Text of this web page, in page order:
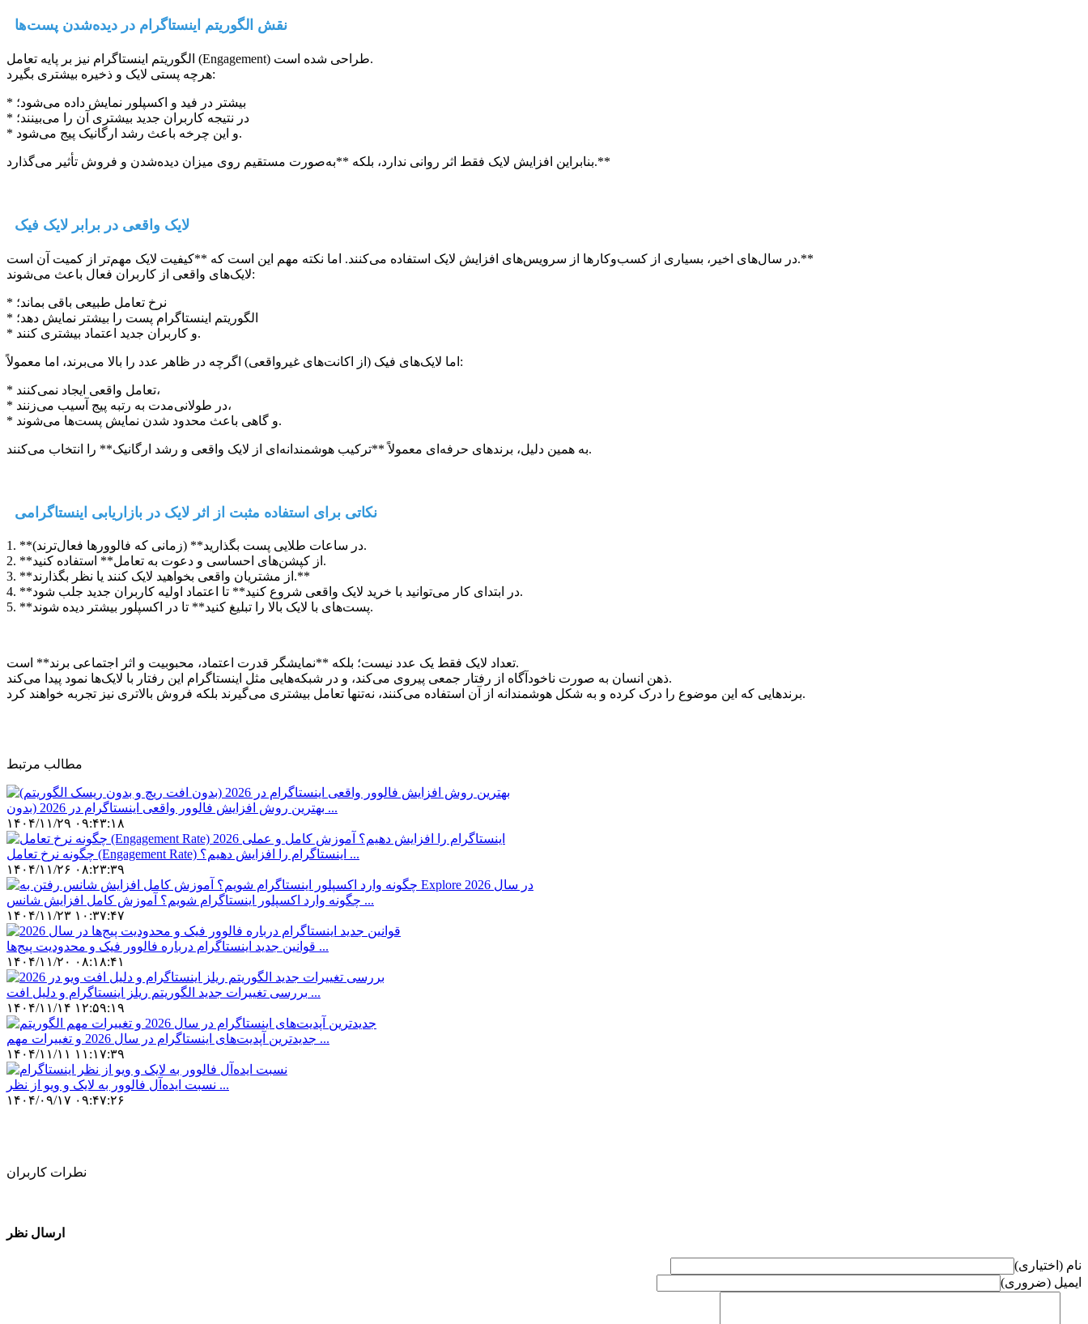
نقش الگوریتم اینستاگرام در دیده‌شدن پست‌ها
الگوریتم اینستاگرام نیز بر پایه تعامل (Engagement) طراحی شده است.
هرچه پستی لایک و ذخیره بیشتری بگیرد:
* بیشتر در فید و اکسپلور نمایش داده می‌شود؛
* در نتیجه کاربران جدید بیشتری آن را می‌بینند؛
* و این چرخه باعث رشد ارگانیک پیج می‌شود.
بنابراین افزایش لایک فقط اثر روانی ندارد، بلکه **به‌صورت مستقیم روی میزان دیده‌شدن و فروش تأثیر می‌گذارد.**
لایک واقعی در برابر لایک فیک
در سال‌های اخیر، بسیاری از کسب‌وکارها از سرویس‌های افزایش لایک استفاده می‌کنند. اما نکته مهم این است که **کیفیت لایک مهم‌تر از کمیت آن است.**
لایک‌های واقعی از کاربران فعال باعث می‌شوند:
* نرخ تعامل طبیعی باقی بماند؛
* الگوریتم اینستاگرام پست را بیشتر نمایش دهد؛
* و کاربران جدید اعتماد بیشتری کنند.
اما لایک‌های فیک (از اکانت‌های غیرواقعی) اگرچه در ظاهر عدد را بالا می‌برند، اما معمولاً:
* تعامل واقعی ایجاد نمی‌کنند،
* در طولانی‌مدت به رتبه پیج آسیب می‌زنند،
* و گاهی باعث محدود شدن نمایش پست‌ها می‌شوند.
به همین دلیل، برندهای حرفه‌ای معمولاً **ترکیب هوشمندانه‌ای از لایک واقعی و رشد ارگانیک** را انتخاب می‌کنند.
نکاتی برای استفاده مثبت از اثر لایک در بازاریابی اینستاگرامی
1. **در ساعات طلایی پست بگذارید** (زمانی که فالوورها فعال‌ترند).
2. **از کپشن‌های احساسی و دعوت به تعامل** استفاده کنید.
3. **از مشتریان واقعی بخواهید لایک کنند یا نظر بگذارند.**
4. **در ابتدای کار می‌توانید با خرید لایک واقعی شروع کنید** تا اعتماد اولیه کاربران جدید جلب شود.
5. **پست‌های با لایک بالا را تبلیغ کنید** تا در اکسپلور بیشتر دیده شوند.
تعداد لایک فقط یک عدد نیست؛ بلکه **نمایشگر قدرت اعتماد، محبوبیت و اثر اجتماعی برند** است.
ذهن انسان به صورت ناخودآگاه از رفتار جمعی پیروی می‌کند، و در شبکه‌هایی مثل اینستاگرام این رفتار با لایک‌ها نمود پیدا می‌کند.
برندهایی که این موضوع را درک کرده و به شکل هوشمندانه از آن استفاده می‌کنند، نه‌تنها تعامل بیشتری می‌گیرند بلکه فروش بالاتری نیز تجربه خواهند کرد.
مطالب مرتبط
بهترین روش افزایش فالوور واقعی اینستاگرام در 2026 (بدون ...
۱۴۰۴/۱۱/۲۹ ۰۹:۴۳:۱۸
چگونه نرخ تعامل (Engagement Rate) اینستاگرام را افزایش دهیم؟ ...
۱۴۰۴/۱۱/۲۶ ۰۸:۲۳:۳۹
چگونه وارد اکسپلور اینستاگرام شویم؟ آموزش کامل افزایش شانس ...
۱۴۰۴/۱۱/۲۳ ۱۰:۳۷:۴۷
قوانین جدید اینستاگرام درباره فالوور فیک و محدودیت پیج‌ها ...
۱۴۰۴/۱۱/۲۰ ۰۸:۱۸:۴۱
بررسی تغییرات جدید الگوریتم ریلز اینستاگرام و دلیل افت ...
۱۴۰۴/۱۱/۱۴ ۱۲:۵۹:۱۹
جدیدترین آپدیت‌های اینستاگرام در سال 2026 و تغییرات مهم ...
۱۴۰۴/۱۱/۱۱ ۱۱:۱۷:۳۹
نسبت ایده‌آل فالوور به لایک و ویو از نظر ...
۱۴۰۴/۰۹/۱۷ ۰۹:۴۷:۲۶
نطرات کاربران
ارسال نظر
نام (اختیاری)
ایمیل (ضروری)